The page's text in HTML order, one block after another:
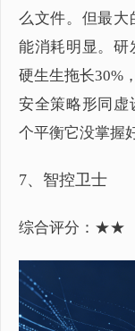
么文件。但最大
能消耗明显。研
硬生生拖长30%
安全策略形同虚
个平衡它没掌握
7、智控卫士
综合评分：★★